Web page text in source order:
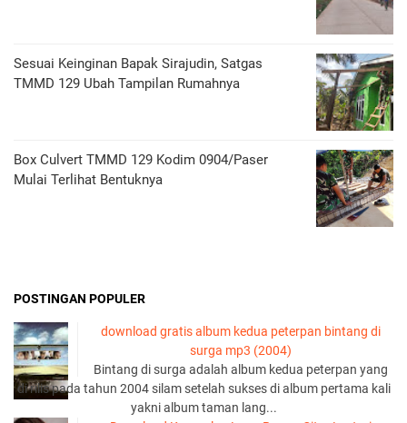
Sesuai Keinginan Bapak Sirajudin, Satgas
TMMD 129 Ubah Tampilan Rumahnya
Box Culvert TMMD 129 Kodim 0904/Paser
Mulai Terlihat Bentuknya
POSTINGAN POPULER
download gratis album kedua peterpan bintang di
surga mp3 (2004)
Bintang di surga adalah album kedua peterpan yang
di rilis pada tahun 2004 silam setelah sukses di album pertama kali
yakni album taman lang...